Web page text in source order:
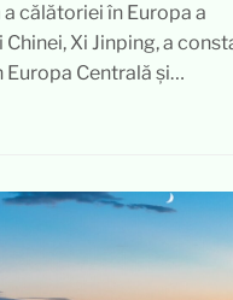
călătoriei în Europa a
Xi Jinping, a
Europa Centrală și…